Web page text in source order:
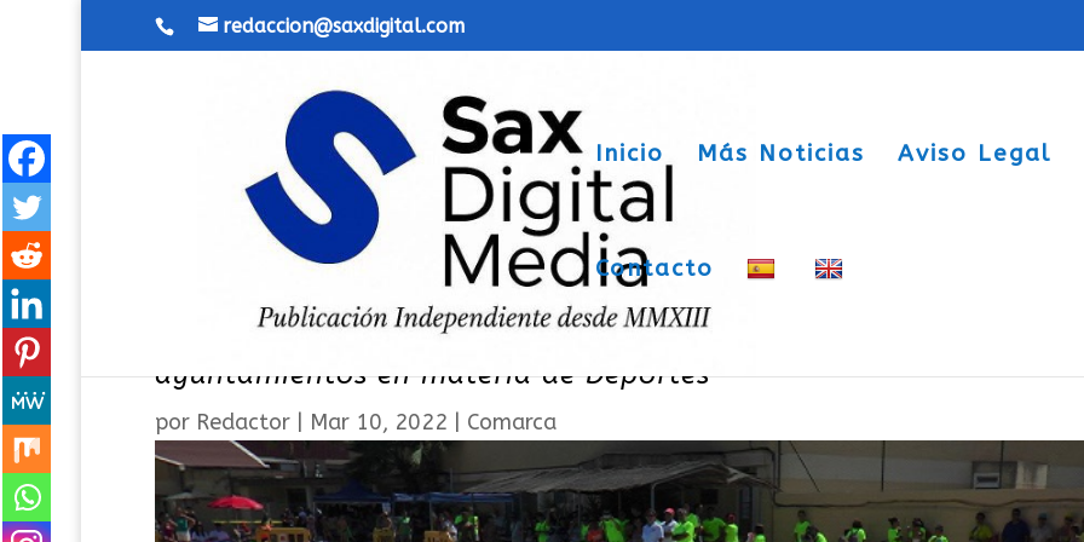
redaccion@saxdigital.com
Inicio Más Noticias Aviso Legal
Contacto
La Diputación de Alicante aprueba 850.000 euros en ayudas
ayuntamientos en materia de Deportes
por Redactor| Mar 10, 2022 Comarca